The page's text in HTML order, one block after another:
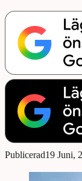
Publicerad19 Juni,